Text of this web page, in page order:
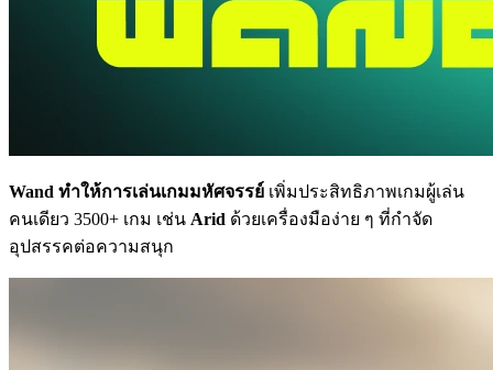
Wand ทำให้การเล่นเกมมหัศจรรย์ เพิ่มประสิทธิภาพเกมผู้เล่น
คนเดียว 3500+ เกม เช่น Arid ด้วยเครื่องมือง่าย ๆ ที่กำจัด
อุปสรรคต่อความสนุก